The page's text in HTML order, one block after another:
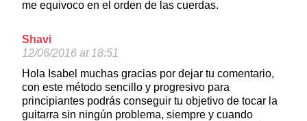
me equivoco en el orden de las cuerdas.
Shavi
12/06/2016 at 18:51
Hola Isabel muchas gracias por dejar tu comentario,
con este método sencillo y progresivo para
principiantes podrás conseguir tu objetivo de tocar la
guitarra sin ningún problema, siempre y cuando